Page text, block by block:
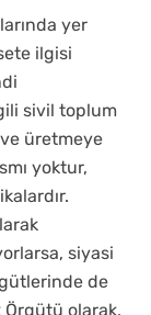
yer
ilgisi
sivil toplum
üretmeye
yoktur,
siyasi
de
Örgütü olarak,